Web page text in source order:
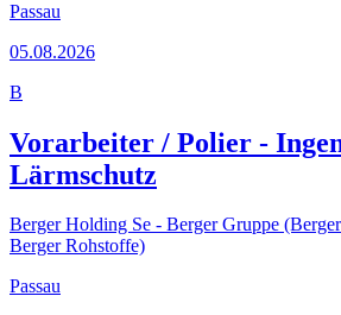
Passau
05.08.2026
B
Vorarbeiter / Polier -
Lärmschutz
Berger Holding Se - Berger Gruppe
Berger Rohstoffe)
Passau